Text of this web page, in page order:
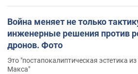
Война меняет не только
инженерные решения против
дронов. Фото
Это "постапокалиптическая эстетика
Макса"